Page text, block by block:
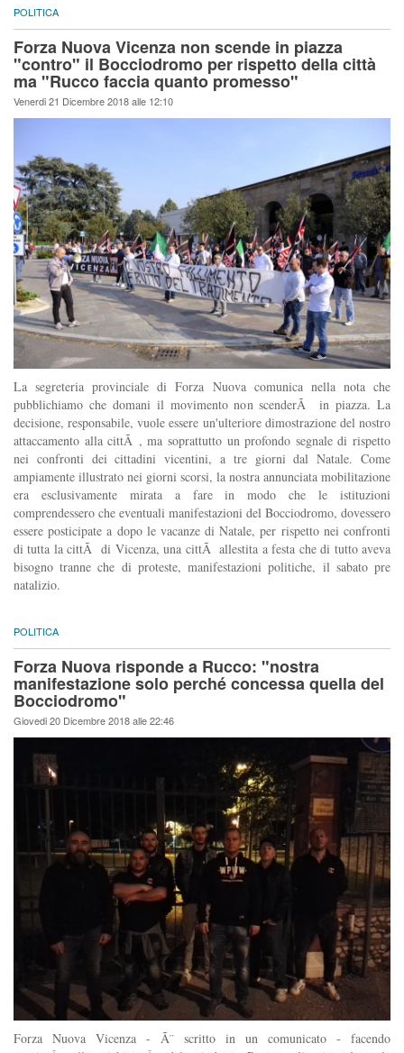
POLITICA
Forza Nuova Vicenza non scende in piazza
"contro" il Bocciodromo per rispetto della città
ma "Rucco faccia quanto promesso"
Venerdi 21 Dicembre 2018 alle 12:10
La segreteria provinciale di Forza Nuova comunica nella nota che
pubblichiamo che domani il movimento non scenderÃ in piazza. La
decisione, responsabile, vuole essere un'ulteriore dimostrazione del nostro
attaccamento alla cittÃ , ma soprattutto un profondo segnale di rispetto
nei confronti dei cittadini vicentini, a tre giorni dal Natale. Come
ampiamente illustrato nei giorni scorsi, la nostra annunciata mobilitazione
era esclusivamente mirata a fare in modo che le istituzioni
comprendessero che eventuali manifestazioni del Bocciodromo, dovessero
essere posticipate a dopo le vacanze di Natale, per rispetto nei confronti
di tutta la cittÃ di Vicenza, una cittÃ allestita a festa che di tutto aveva
bisogno tranne che di proteste, manifestazioni politiche, il sabato pre
natalizio.
POLITICA
Forza Nuova risponde a Rucco: "nostra
manifestazione solo perché concessa quella del
Bocciodromo"
Giovedi 20 Dicembre 2018 alle 22:46
Forza Nuova Vicenza - Ã¨ scritto in un comunicato - facendo